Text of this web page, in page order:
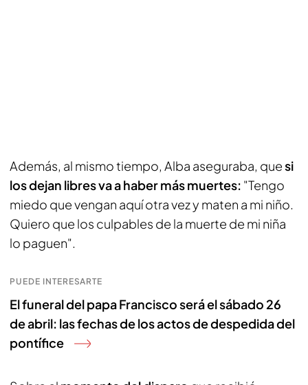
Además, al mismo tiempo, Alba aseguraba, quesi
los dejan libres va a haber más muertes: "Tengo
miedo que vengan aquí otra vez y maten a mi niño.
Quiero que los culpables de la muerte de mi niña
lo paguen".
PUEDE INTERESARTE
El funeral del papa Francisco será el sábado 26
de abril: las fechas de los actos de despedida del
pontífice